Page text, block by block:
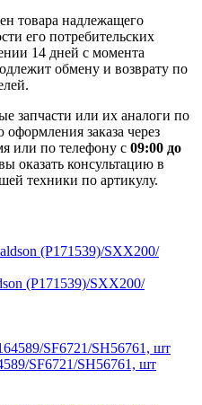
товара надлежащего
его потребительских
14 дней с момента
обмену и возврату по
запчасти или их аналоги по
заказа через
или по телефону с 09:00 до
оказать консультацию в
техники по артикулу.
(P171539)/SXX200/
SF6721/SH56761, шт